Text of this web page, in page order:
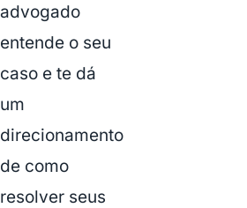
advogado
entende o seu
caso e te dá
um
direcionamento
de como
resolver seus